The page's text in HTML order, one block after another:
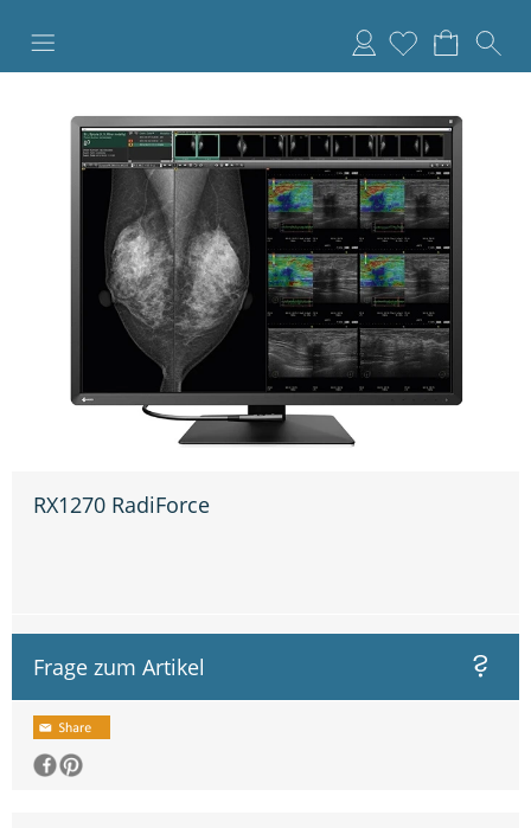
Anmelden
RX1270 RadiForce
Frage zum Artikel